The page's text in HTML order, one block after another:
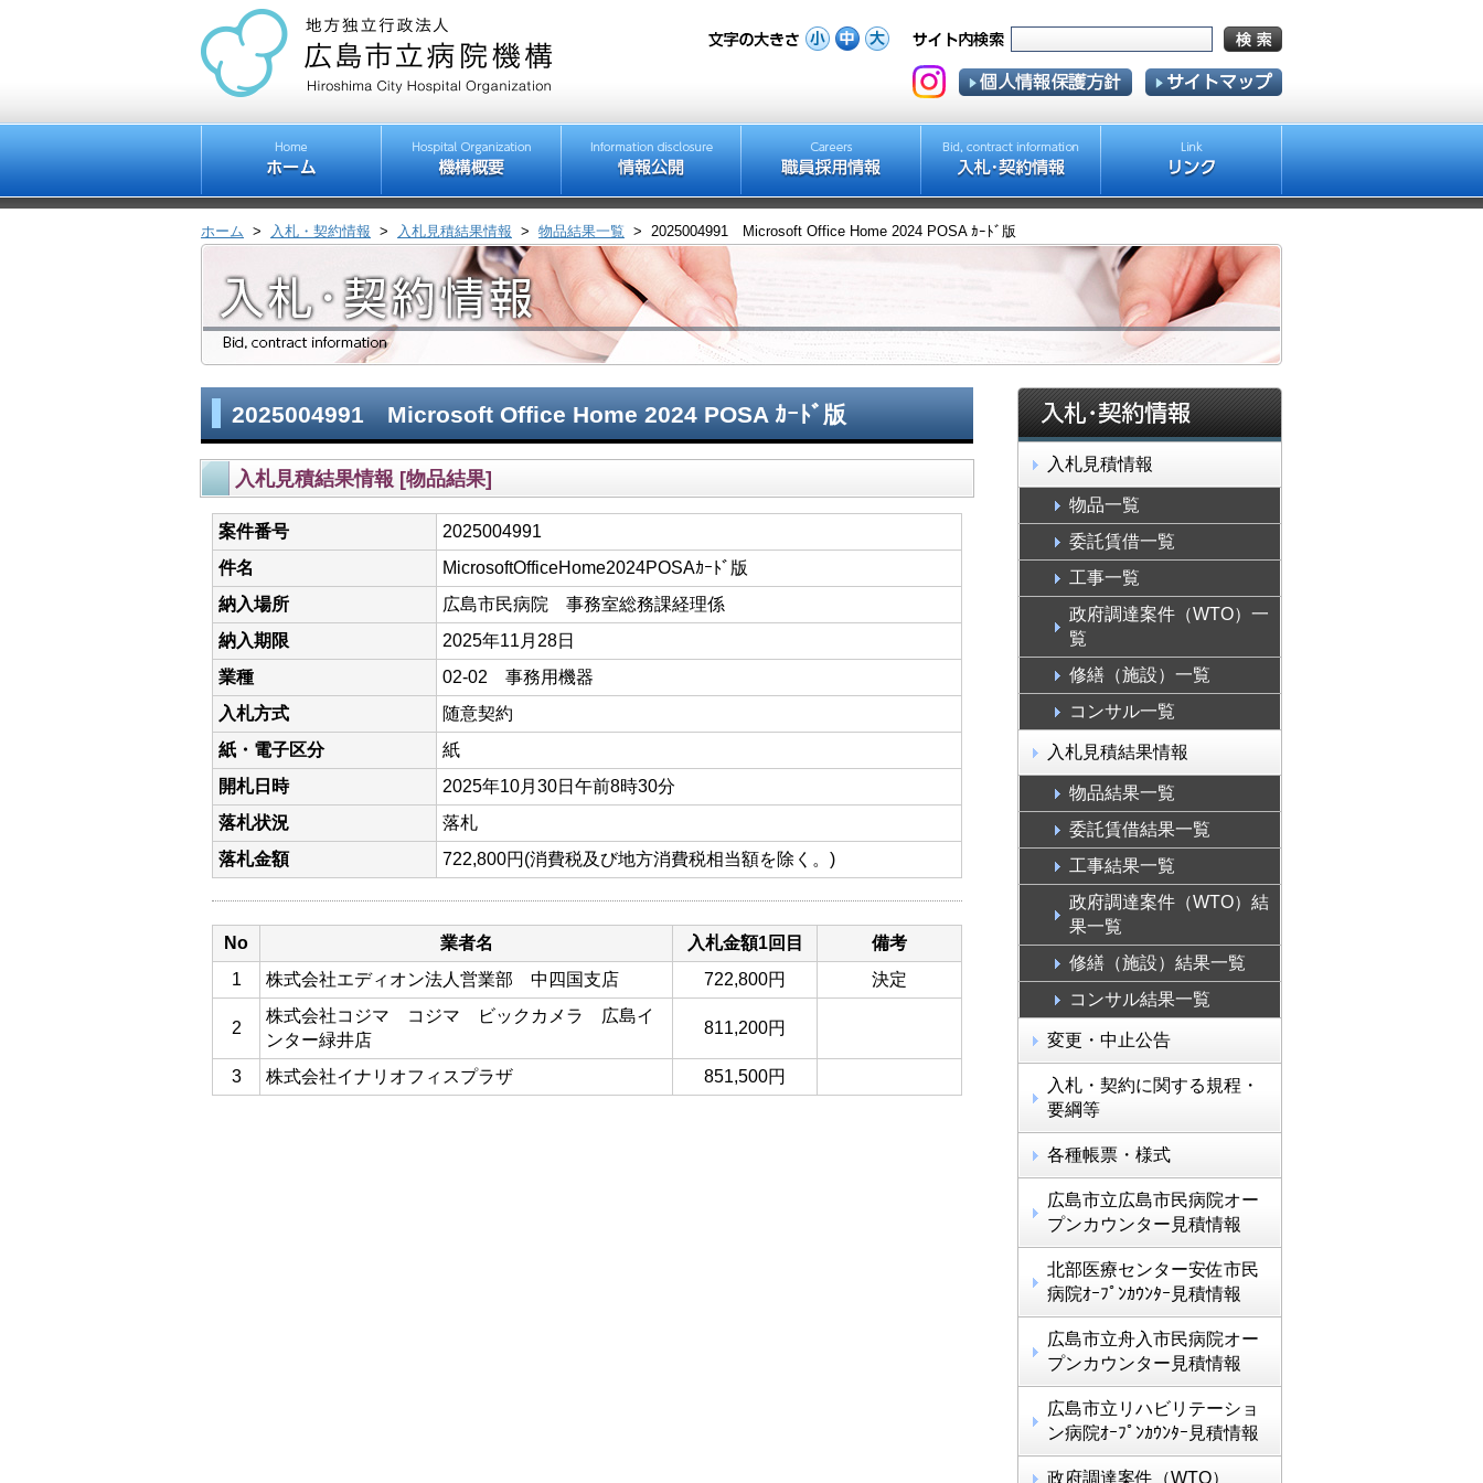
ホーム > 入札・契約情報 > 入札見積結果情報 > 物品結果一覧 > 2025004991 Microsoft Office Home 2024 POSA ｶｰﾄﾞ版
2025004991 Microsoft Office Home 2024 POSA ｶｰﾄﾞ版
入札見積結果情報 [物品結果]
案件番号
2025004991
件名
MicrosoftOfficeHome2024POSAｶｰﾄﾞ版
納入場所
広島市民病院 事務室総務課経理係
納入期限
2025年11月28日
業種
02-02 事務用機器
入札方式
随意契約
紙・電子区分
紙
開札日時
2025年10月30日午前8時30分
落札状況
落札
落札金額
722,800円(消費税及び地方消費税相当額を除く。)
No 業者名 入札金額1回目
備考
1
株式会社エディオン法人営業部 中四国支店 722,800円 決定
2
株式会社コジマ コジマ ビックカメラ 広島イ
ンター緑井店
811,200円
3 株式会社イナリオフィスプラザ 851,500円
入札見積情報
物品一覧
委託賃借一覧
工事一覧
政府調達案件（WTO）一
覧
修繕（施設）一覧
コンサル一覧
入札見積結果情報
物品結果一覧
委託賃借結果一覧
工事結果一覧
政府調達案件（WTO）結
果一覧
修繕（施設）結果一覧
コンサル結果一覧
変更・中止公告
入札・契約に関する規程・
要綱等
各種帳票・様式
広島市立広島市民病院オー
プンカウンター見積情報
北部医療センター安佐市民
病院ｵｰﾌﾟﾝｶｳﾝﾀｰ見積情報
広島市立舟入市民病院オー
プンカウンター見積情報
広島市立リハビリテーショ
ン病院ｵｰﾌﾟﾝｶｳﾝﾀｰ見積情報
政府調達案件（WTO）